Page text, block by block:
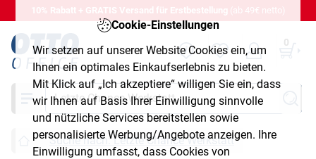
Cookie-Einstellungen
Wir setzen auf unserer Website Cookies ein, um
Ihnen ein optimales Einkaufserlebnis zu bieten.
Mit Klick auf „Ich akzeptiere“ willigen Sie ein, dass
wir Ihnen auf Basis Ihrer Einwilligung sinnvolle
und nützliche Services bereitstellen sowie
personalisierte Werbung/Angebote anzeigen. Ihre
Einwilligung umfasst, dass Cookies von
10% Rabatt + GRATIS Versand für Erstbestellung (ab 49€ netto)
0
Suche
Suche nach: Letzte Chance Werkstatt